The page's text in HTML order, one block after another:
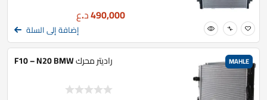
490,000د.ع
إضافة إلى السلة
MAHLE راديتر محرك F10 – N20 BMW